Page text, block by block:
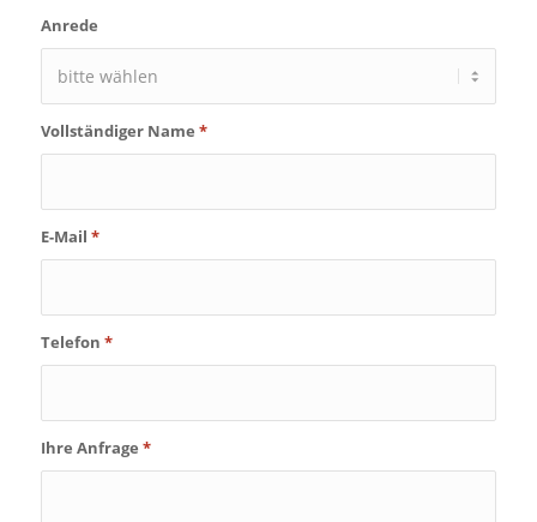
Anrede
Vollständiger Name *
E-Mail *
Telefon *
Ihre Anfrage *